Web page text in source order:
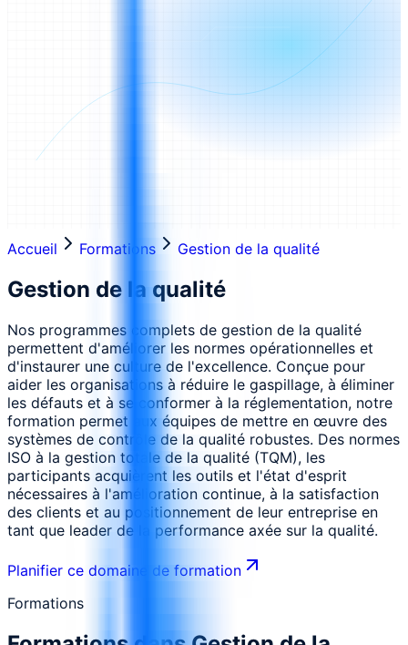
Accueil Formations Gestion de la qualité
Gestion de la qualité
Nos programmes complets de gestion de la qualité
permettent d'améliorer les normes opérationnelles et
d'instaurer une culture de l'excellence. Conçue pour
aider les organisations à réduire le gaspillage, à éliminer
les défauts et à se conformer à la réglementation, notre
formation permet aux équipes de mettre en œuvre des
systèmes de contrôle de la qualité robustes. Des normes
ISO à la gestion totale de la qualité (TQM), les
participants acquièrent les outils et l'état d'esprit
nécessaires à l'amélioration continue, à la satisfaction
des clients et au positionnement de leur entreprise en
tant que leader de la performance axée sur la qualité.
Planifier ce domaine de formation
Formations